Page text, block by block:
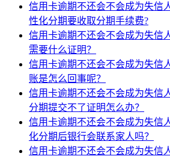
信用卡逾期不还会不会成为失信
性化分期要收取分期手续费?
信用卡逾期不还会不会成为失信
需要什么证明？
信用卡逾期不还会不会成为失信
账是怎么回事呢？
信用卡逾期不还会不会成为失信
分期提交不了证明怎么办？
信用卡逾期不还会不会成为失信
化分期后银行会联系家人吗？
信用卡逾期不还会不会成为失信